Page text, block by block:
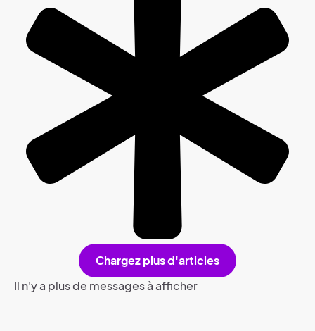
Chargez plus d'articles
Il n'y a plus de messages à afficher